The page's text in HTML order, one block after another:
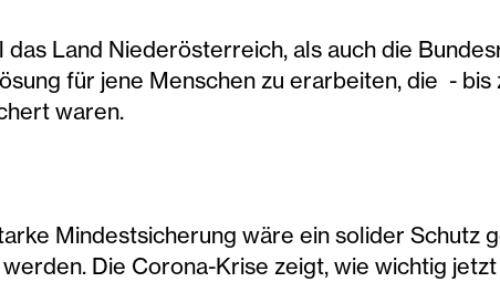
das Land Niederösterreich, als auch die
für jene Menschen zu erarbeiten, die -
waren.
Mindestsicherung wäre ein solider Schutz
Die Corona-Krise zeigt, wie wichtig